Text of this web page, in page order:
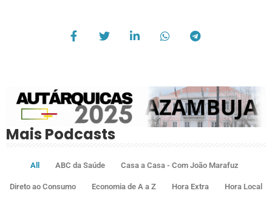
Mais Podcasts
All ABC da Saúde Casa a Casa - Com João Marafuz
Direto ao Consumo Economia de A a Z Hora Extra Hora Local